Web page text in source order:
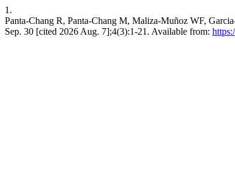
1.
Panta-Chang R, Panta-Chang M, Maliza-Muñoz WF,
Sep. 30 [cited 2026 Aug. 7];4(3):1-21. Available from: